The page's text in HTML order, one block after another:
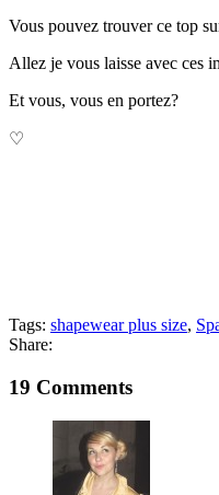
Vous pouvez trouver ce top
Allez je vous laisse avec ces
Et vous, vous en portez?
♡
Tags: shapewear plus size,
Share:
19 Comments